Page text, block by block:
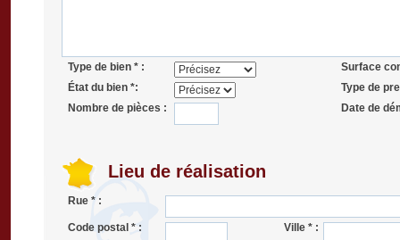
Type de bien * :
Surface
État du bien *:
Type de
Nombre de pièces :
Date de
Lieu de réalisation
Rue * :
Code postal * : Ville * :